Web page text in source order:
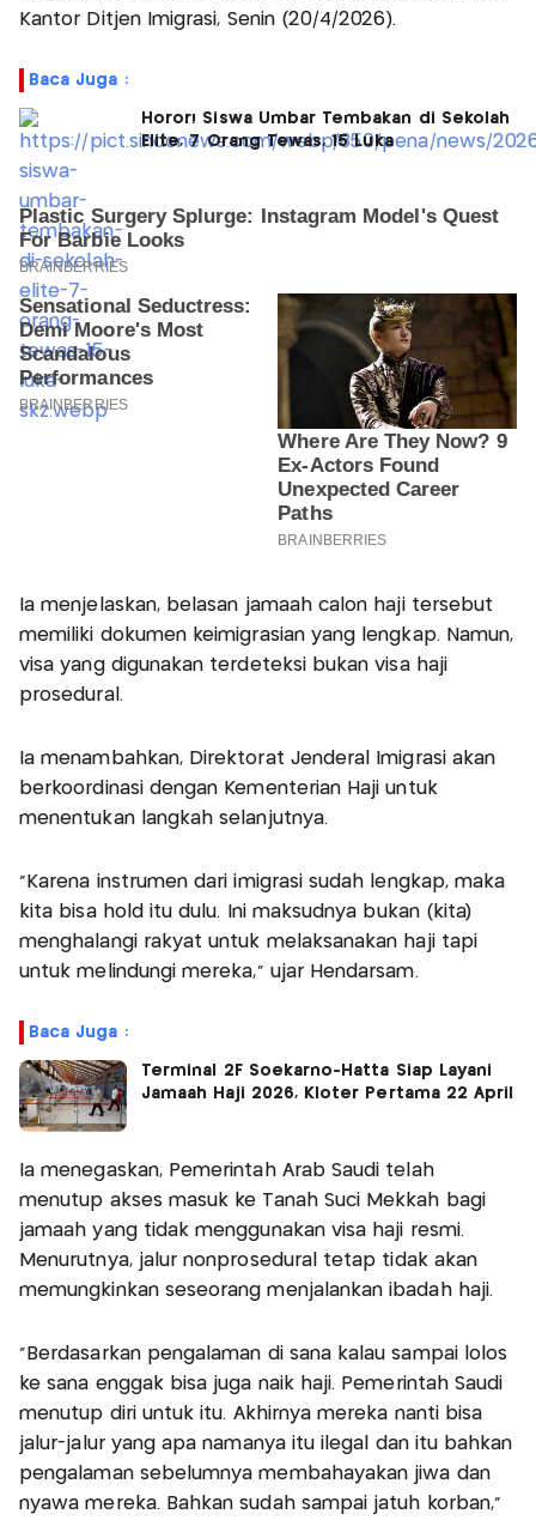
Kantor Ditjen Imigrasi, Senin (20/4/2026).
Baca Juga :
Horor! Siswa Umbar Tembakan di Sekolah
Elite, 7 Orang Tewas, 15 Luka
Ia menjelaskan, belasan jamaah calon haji tersebut
memiliki dokumen keimigrasian yang lengkap. Namun,
visa yang digunakan terdeteksi bukan visa haji
prosedural.
Ia menambahkan, Direktorat Jenderal Imigrasi akan
berkoordinasi dengan Kementerian Haji untuk
menentukan langkah selanjutnya.
"Karena instrumen dari imigrasi sudah lengkap, maka
kita bisa hold itu dulu. Ini maksudnya bukan (kita)
menghalangi rakyat untuk melaksanakan haji tapi
untuk melindungi mereka," ujar Hendarsam.
Baca Juga :
Terminal 2F Soekarno-Hatta Siap Layani
Jamaah Haji 2026, Kloter Pertama 22 April
Ia menegaskan, Pemerintah Arab Saudi telah
menutup akses masuk ke Tanah Suci Mekkah bagi
jamaah yang tidak menggunakan visa haji resmi.
Menurutnya, jalur nonprosedural tetap tidak akan
memungkinkan seseorang menjalankan ibadah haji.
"Berdasarkan pengalaman di sana kalau sampai lolos
ke sana enggak bisa juga naik haji. Pemerintah Saudi
menutup diri untuk itu. Akhirnya mereka nanti bisa
jalur-jalur yang apa namanya itu ilegal dan itu bahkan
pengalaman sebelumnya membahayakan jiwa dan
nyawa mereka. Bahkan sudah sampai jatuh korban,"